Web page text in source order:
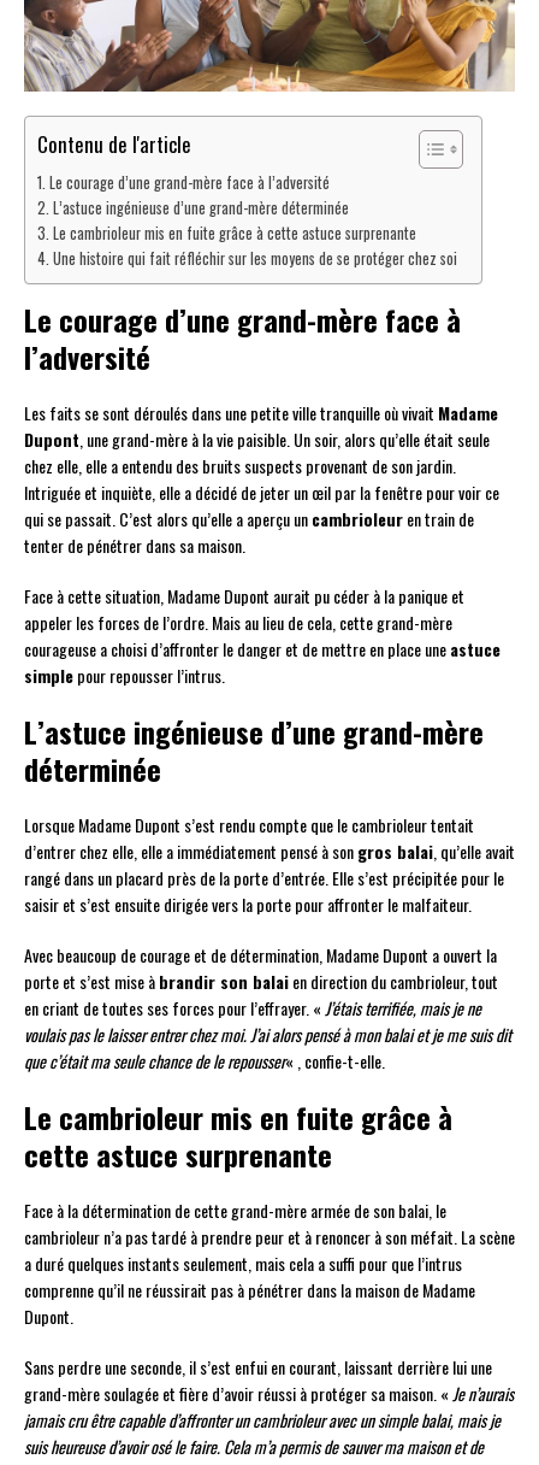
Contenu de l'article
Le courage d’une grand-mère face à l’adversité
L’astuce ingénieuse d’une grand-mère déterminée
Le cambrioleur mis en fuite grâce à cette astuce surprenante
Une histoire qui fait réfléchir sur les moyens de se protéger chez soi
Le courage d’une grand-mère face à
l’adversité
Les faits se sont déroulés dans une petite ville tranquille où vivait Madame
Dupont , une grand-mère à la vie paisible. Un soir, alors qu’elle était seule
chez elle, elle a entendu des bruits suspects provenant de son jardin.
Intriguée et inquiète, elle a décidé de jeter un œil par la fenêtre pour voir ce
qui se passait. C’est alors qu’elle a aperçu uncambrioleuren train de
tenter de pénétrer dans sa maison.
Face à cette situation, Madame Dupont aurait pu céder à la panique et
appeler les forces de l’ordre. Mais au lieu de cela, cette grand-mère
courageuse a choisi d’affronter le danger et de mettre en place uneastuce
simplepour repousser l’intrus.
L’astuce ingénieuse d’une grand-mère
déterminée
Lorsque Madame Dupont s’est rendu compte que le cambrioleur tentait
d’entrer chez elle, elle a immédiatement pensé à songros balai , qu’elle avait
rangé dans un placard près de la porte d’entrée. Elle s’est précipitée pour le
saisir et s’est ensuite dirigée vers la porte pour affronter le malfaiteur.
Avec beaucoup de courage et de détermination, Madame Dupont a ouvert la
porte et s’est mise àbrandir son balaien direction du cambrioleur, tout
en criant de toutes ses forces pour l’effrayer. « J’étais terrifiée, mais je ne
voulais pas le laisser entrer chez moi. J’ai alors pensé à mon balai et je me suis dit
que c’était ma seule chance de le repousser« , confie-t-elle.
Le cambrioleur mis en fuite grâce à
cette astuce surprenante
Face à la détermination de cette grand-mère armée de son balai, le
cambrioleur n’a pas tardé à prendre peur et à renoncer à son méfait. La scène
a duré quelques instants seulement, mais cela a suffi pour que l’intrus
comprenne qu’il ne réussirait pas à pénétrer dans la maison de Madame
Dupont.
Sans perdre une seconde, il s’est enfui en courant, laissant derrière lui une
grand-mère soulagée et fière d’avoir réussi à protéger sa maison. « Je n’aurais
jamais cru être capable d’affronter un cambrioleur avec un simple balai, mais je
suis heureuse d’avoir osé le faire. Cela m’a permis de sauver ma maison et de